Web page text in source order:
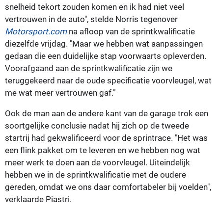
snelheid tekort zouden komen en ik had niet veel
vertrouwen in de auto", stelde Norris tegenover
Motorsport.comna afloop van de sprintkwalificatie
diezelfde vrijdag. "Maar we hebben wat aanpassingen
gedaan die een duidelijke stap voorwaarts opleverden.
Voorafgaand aan de sprintkwalificatie zijn we
teruggekeerd naar de oude specificatie voorvleugel, wat
me wat meer vertrouwen gaf."
Ook de man aan de andere kant van de garage trok een
soortgelijke conclusie nadat hij zich op de tweede
startrij had gekwalificeerd voor de sprintrace. "Het was
een flink pakket om te leveren en we hebben nog wat
meer werk te doen aan de voorvleugel. Uiteindelijk
hebben we in de sprintkwalificatie met de oudere
gereden, omdat we ons daar comfortabeler bij voelden",
verklaarde Piastri.